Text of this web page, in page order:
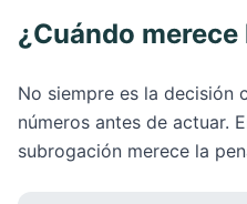
¿Cuándo
No siempre es la decisión
números antes de actuar.
subrogación merece la